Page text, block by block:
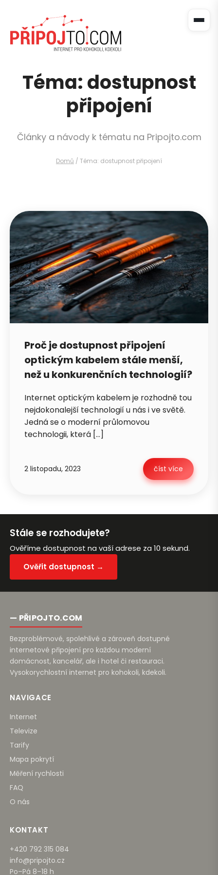
Téma: dostupnost
připojení
Články a návody k tématu na Pripojto.com
Domů / Téma: dostupnost připojení
Proč je dostupnost připojení
optickým kabelem stále menší,
než u konkurenčních technologií?
Internet optickým kabelem je rozhodně tou
nejdokonalejší technologií u nás i ve světě.
Jedná se o moderní průlomovou
technologii, která […]
2 listopadu, 2023 číst více
Stále se rozhodujete?
Ověříme dostupnost na vaší adrese za 10 sekund.
Ověřit dostupnost →
— PŘIPOJTO.COM
Bezproblémové, spolehlivé a zároveň dostupné
internetové připojení pro každou moderní
domácnost, kancelář, ale i hotel či restauraci.
Vysokorychlostní internet pro kohokoli, kdekoli.
NAVIGACE
Internet
Televize
Tarify
Mapa pokrytí
Měření rychlosti
FAQ
O nás
KONTAKT
+420 792 315 084
info@pripojto.cz
Po–Pá 8–18 h